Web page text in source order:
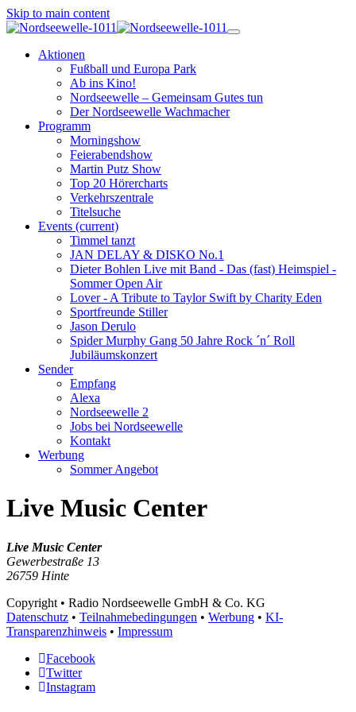
Skip to main content
Aktionen
Fußball und Europa Park
Ab ins Kino!
Nordseewelle – Gemeinsam Gutes tun
Der Nordseewelle Wachmacher
Programm
Morningshow
Feierabendshow
Martin Putz Show
Top 20 Hörercharts
Verkehrszentrale
Titelsuche
Events (current)
Timmel tanzt
JAN DELAY & DISKO No.1
Dieter Bohlen Live mit Band - Das (fast) Heimspiel -
Sommer Open Air
Lover - A Tribute to Taylor Swift by Charity Eden
Sportfreunde Stiller
Jason Derulo
Spider Murphy Gang 50 Jahre Rock ´n´ Roll
Jubiläumskonzert
Sender
Empfang
Alexa
Nordseewelle 2
Jobs bei Nordseewelle
Kontakt
Werbung
Sommer Angebot
Live Music Center
Live Music Center
Gewerbestraße 13
26759 Hinte
Copyright • Radio Nordseewelle GmbH & Co. KG
Datenschutz • Teilnahmebedingungen • Werbung • KI-
Transparenzhinweis • Impressum
Facebook
Twitter
Instagram